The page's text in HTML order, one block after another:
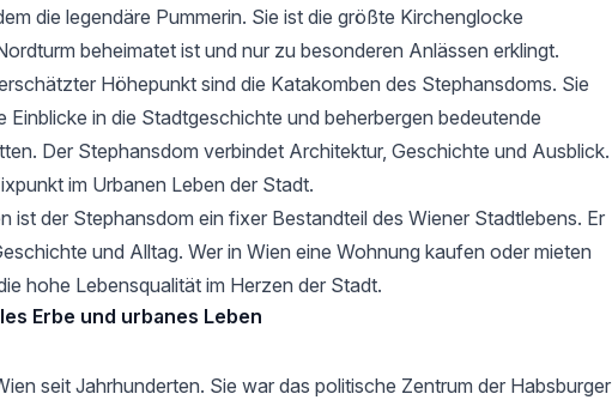
die legendäre Pummerin. Sie ist die größte Kirchenglocke
beheimatet ist und nur zu besonderen Anlässen erklingt.
Höhepunkt sind die Katakomben des Stephansdoms. Sie
Einblicke in die Stadtgeschichte und beherbergen bedeutende
Der Stephansdom verbindet Architektur, Geschichte und Ausblick.
im Urbanen Leben der Stadt.
ist der Stephansdom ein fixer Bestandteil des Wiener Stadtlebens. Er
und Alltag. Wer in Wien eine Wohnung kaufen oder mieten
hohe Lebensqualität im Herzen der Stadt.
Erbe und urbanes Leben
seit Jahrhunderten. Sie war das politische Zentrum der Habsburger